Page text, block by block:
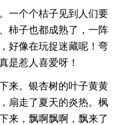
一个个桔子见到人们要
柿子也都成熟了，一阵
好像在玩捉迷藏呢！弯
是惹人喜爱呀！
来。银杏树的叶子黄黄
扇走了夏天的炎热。枫
来，飘啊飘啊，飘来了